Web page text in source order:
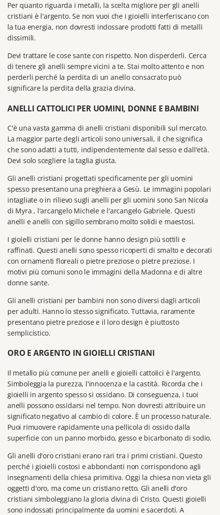
Per quanto riguarda i metalli, la scelta migliore per gli anelli
cristiani è l'argento. Se non vuoi che i gioielli interferiscano con
la tua energia, non dovresti indossare prodotti fatti di metalli
dissimili.
Devi trattare le cose sante con rispetto. Non disperderli. Cerca
di tenere gli anelli sempre vicini a te. Stai molto attento e non
perderli perché la perdita di un anello consacrato può
significare la perdita della grazia divina.
ANELLI CATTOLICI PER UOMINI, DONNE E BAMBINI
C'è una vasta gamma di anelli cristiani disponibili sul mercato.
La maggior parte degli articoli sono universali, il che significa
che sono adatti a tutti, indipendentemente dal sesso e dall'età.
Devi solo scegliere la taglia giusta.
Gli anelli cristiani progettati specificamente per gli uomini
spesso presentano una preghiera a Gesù. Le immagini popolari
intagliate o in rilievo sugli anelli per gli uomini sono San Nicola
di Myra , l'arcangelo Michele e l'arcangelo Gabriele. Questi
anelli e anelli con sigillo sembrano molto solidi e maestosi.
I gioielli cristiani per le donne hanno design più sottili e
raffinati. Questi anelli sono spesso ricoperti di smalto e decorati
con ornamenti floreali o pietre preziose o pietre preziose. I
motivi più comuni sono le immagini della Madonna e di altre
donne sante.
Gli anelli cristiani per bambini non sono diversi dagli articoli
per adulti. Hanno lo stesso significato. Tuttavia, raramente
presentano pietre preziose e il loro design è piuttosto
semplicistico.
ORO E ARGENTO IN GIOIELLI CRISTIANI
Il metallo più comune per anelli e gioielli cattolici è l'argento.
Simboleggia la purezza, l'innocenza e la castità. Ricorda che i
gioielli in argento spesso si ossidano. Di conseguenza, i tuoi
anelli possono ossidarsi nel tempo. Non dovresti attribuire un
significato negativo al cambio di colore. È un processo naturale.
Puoi rimuovere rapidamente una pellicola di ossido dalla
superficie con un panno morbido, gesso e bicarbonato di sodio.
Gli anelli d'oro cristiani erano rari tra i primi cristiani. Questo
perché i gioielli costosi e abbondanti non corrispondono agli
insegnamenti della chiesa primitiva. Oggi la chiesa non vieta gli
oggetti d'oro, ma come un cristiano retto. Gli anelli d'oro
cristiani simboleggiano la gloria divina di Cristo. Questi gioielli
sono indossati principalmente da uomini e sacerdoti. A